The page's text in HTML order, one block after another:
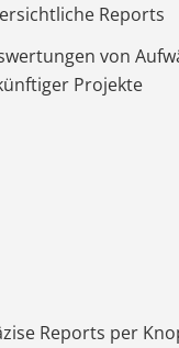
Reports
von
Projekte
Reports per